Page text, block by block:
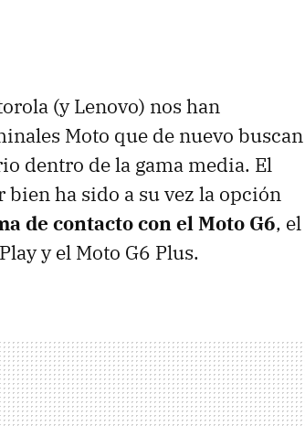
(y Lenovo) nos han
Moto que de nuevo buscan
dentro de la gama media. El
ha sido a su vez la opción
de contacto con el Moto G6, el
y el Moto G6 Plus.